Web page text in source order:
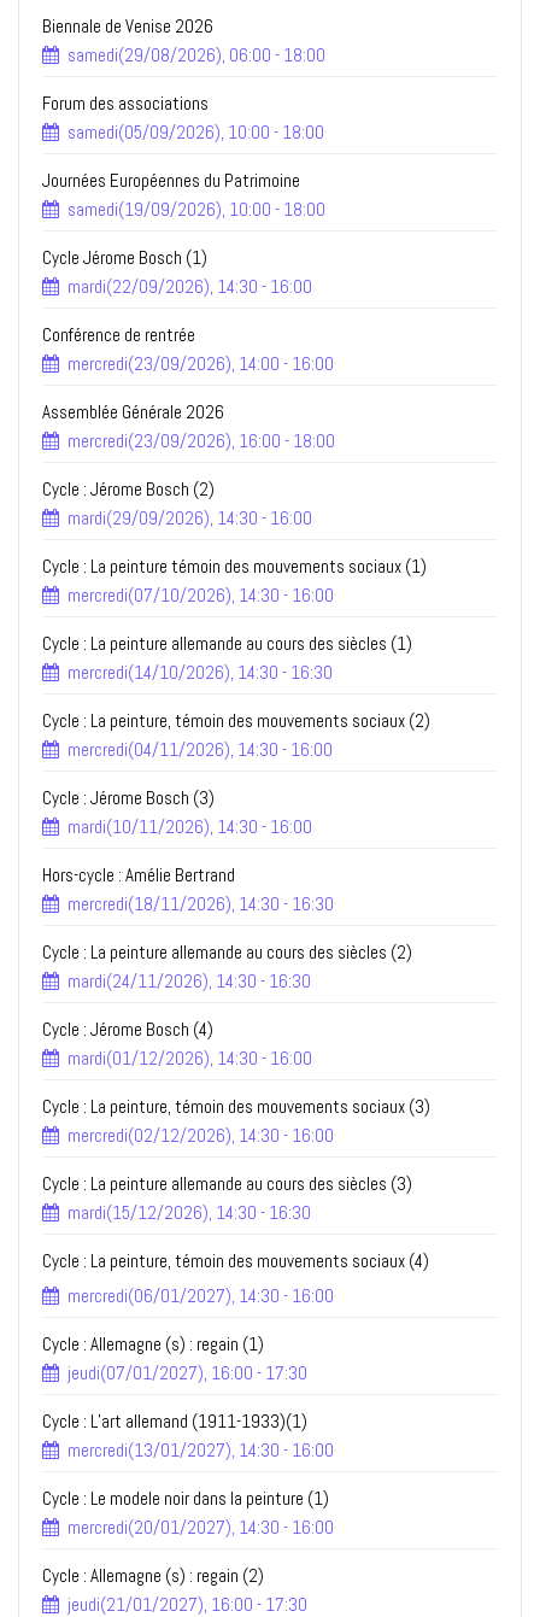
Biennale de Venise 2026
samedi(29/08/2026), 06:00 - 18:00
Forum des associations
samedi(05/09/2026), 10:00 - 18:00
Journées Européennes du Patrimoine
samedi(19/09/2026), 10:00 - 18:00
Cycle Jérome Bosch (1)
mardi(22/09/2026), 14:30 - 16:00
Conférence de rentrée
mercredi(23/09/2026), 14:00 - 16:00
Assemblée Générale 2026
mercredi(23/09/2026), 16:00 - 18:00
Cycle : Jérome Bosch (2)
mardi(29/09/2026), 14:30 - 16:00
Cycle : La peinture témoin des mouvements sociaux (1)
mercredi(07/10/2026), 14:30 - 16:00
Cycle : La peinture allemande au cours des siècles (1)
mercredi(14/10/2026), 14:30 - 16:30
Cycle : La peinture, témoin des mouvements sociaux (2)
mercredi(04/11/2026), 14:30 - 16:00
Cycle : Jérome Bosch (3)
mardi(10/11/2026), 14:30 - 16:00
Hors-cycle : Amélie Bertrand
mercredi(18/11/2026), 14:30 - 16:30
Cycle : La peinture allemande au cours des siècles (2)
mardi(24/11/2026), 14:30 - 16:30
Cycle : Jérome Bosch (4)
mardi(01/12/2026), 14:30 - 16:00
Cycle : La peinture, témoin des mouvements sociaux (3)
mercredi(02/12/2026), 14:30 - 16:00
Cycle : La peinture allemande au cours des siècles (3)
mardi(15/12/2026), 14:30 - 16:30
Cycle : La peinture, témoin des mouvements sociaux (4)
mercredi(06/01/2027), 14:30 - 16:00
Cycle : Allemagne (s) : regain (1)
jeudi(07/01/2027), 16:00 - 17:30
Cycle : L’art allemand (1911-1933)(1)
mercredi(13/01/2027), 14:30 - 16:00
Cycle : Le modele noir dans la peinture (1)
mercredi(20/01/2027), 14:30 - 16:00
Cycle : Allemagne (s) : regain (2)
jeudi(21/01/2027), 16:00 - 17:30